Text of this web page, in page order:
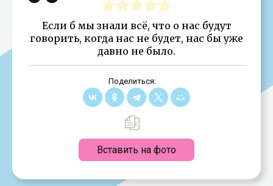
Если б мы знали всё, что о нас будут
говорить, когда нас не будет, нас бы уже
давно не было.
Поделиться:
Вставить на фото